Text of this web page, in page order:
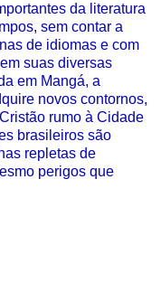
da literatura
sem contar a
de idiomas e com
suas diversas
em Mangá, a
novos contornos,
rumo à Cidade
brasileiros são
repletas de
perigos que